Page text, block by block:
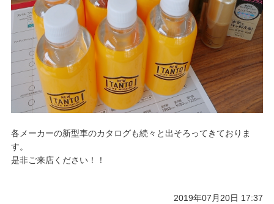
各メーカーの新型車のカタログも続々と出そろってきておりま
す。
是非ご来店ください！！
2019年07月20日 17:37